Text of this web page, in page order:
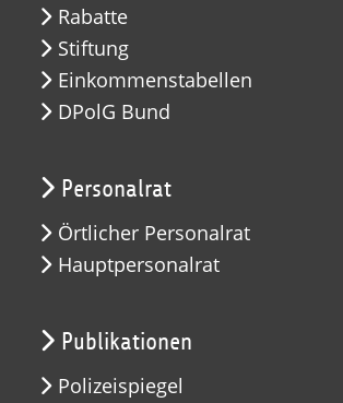
Rabatte
Stiftung
Einkommenstabellen
DPolG Bund
Personalrat
Örtlicher Personalrat
Hauptpersonalrat
Publikationen
Polizeispiegel